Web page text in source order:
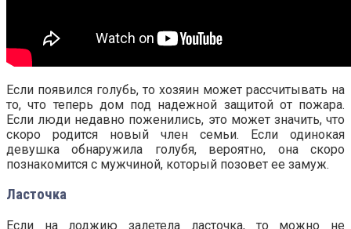
Если появился голубь, то хозяин может рассчитывать на
то, что теперь дом под надежной защитой от пожара.
Если люди недавно поженились, это может значить, что
скоро родится новый член семьи. Если одинокая
девушка обнаружила голубя, вероятно, она скоро
познакомится с мужчиной, который позовет ее замуж.
Ласточка
Если на лоджию залетела ласточка, то можно не